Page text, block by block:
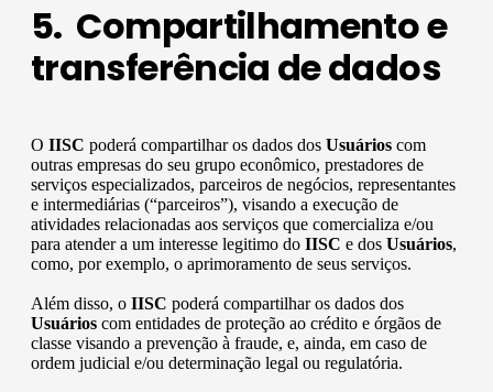
5. Compartilhamento e
transferência de dados
O IISC poderá compartilhar os dados dos Usuários com
outras empresas do seu grupo econômico, prestadores de
serviços especializados, parceiros de negócios, representantes
e intermediárias (“parceiros”), visando a execução de
atividades relacionadas aos serviços que comercializa e/ou
para atender a um interesse legitimo do IISC e dos Usuários,
como, por exemplo, o aprimoramento de seus serviços.
Além disso, o IISC poderá compartilhar os dados dos
Usuários com entidades de proteção ao crédito e órgãos de
classe visando a prevenção à fraude, e, ainda, em caso de
ordem judicial e/ou determinação legal ou regulatória.